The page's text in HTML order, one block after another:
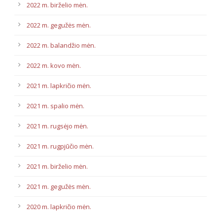
2022 m. birželio mėn.
2022 m. gegužės mėn.
2022 m. balandžio mėn.
2022 m. kovo mėn.
2021 m. lapkričio mėn.
2021 m. spalio mėn.
2021 m. rugsėjo mėn.
2021 m. rugpjūčio mėn.
2021 m. birželio mėn.
2021 m. gegužės mėn.
2020 m. lapkričio mėn.